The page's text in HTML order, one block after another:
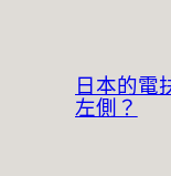
日本的電
左側？